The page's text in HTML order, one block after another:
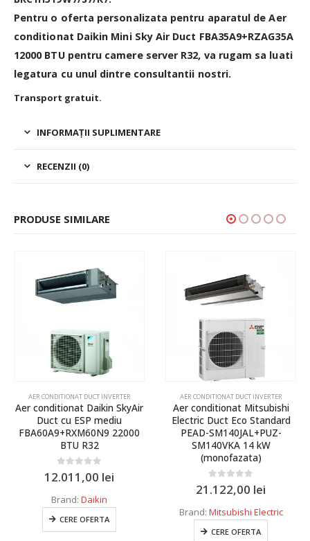
Pentru o oferta personalizata pentru aparatul de Aer
conditionat Daikin Mini Sky Air Duct FBA35A9+RZAG35A
12000 BTU pentru camere server R32, va rugam sa luati
legatura cu unul dintre consultantii nostri.
Transport gratuit.
INFORMAȚII SUPLIMENTARE
RECENZII (0)
PRODUSE SIMILARE
AER CONDITIONAT DUCT INVERTER
Aer conditionat Daikin SkyAir
Duct cu ESP mediu
FBA60A9+RXM60N9 22000
BTU R32
0 out of 5
12.011,00 lei
Brand: Daikin
CERE OFERTA
AER CONDITIONAT DUCT INVERTER
Aer conditionat Mitsubishi
Electric Duct Eco Standard
PEAD-SM140JAL+PUZ-
SM140VKA 14 kW
(monofazata)
out of 5
21.122,00 lei
Brand: Mitsubishi Electric
CERE OFERTA